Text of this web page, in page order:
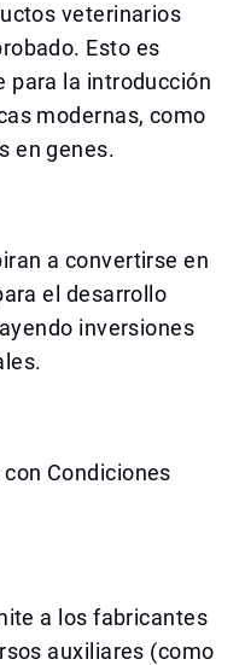
veterinarios
Esto es
para la introducción
modernas, como
en genes.
a convertirse en
el desarrollo
inversiones
Condiciones
a los fabricantes
auxiliares (como